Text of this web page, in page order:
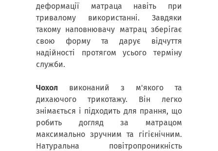
деформації матраца навіть при
тривалому використанні. Завдяки
такому наповнювачу матрац зберігає
свою форму та дарує відчуття
надійності протягом усього терміну
служби.
Чохол виконаний з м'якого та
дихаючого трикотажу. Він легко
знімається і підходить для прання, що
робить догляд за матрацом
максимально зручним та гігієнічним.
Натуральна повітропроникність